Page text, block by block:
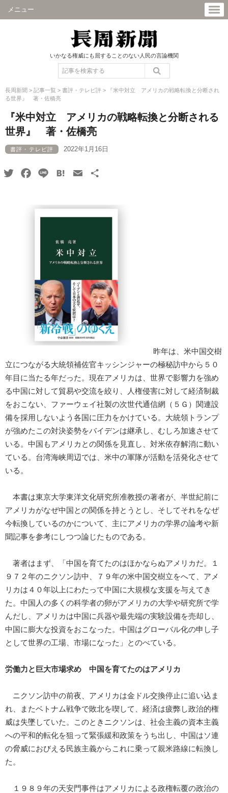
メニュー
いかなる権威にも屈することのない人民の言論機関
長周新聞 > 記事一覧 > 書評・テレビ評 >
『米中対立 アメリカの戦略転換と分断され
る世界』 著・佐橋亮
『米中対立 アメリカの戦略転換と分断される
世界』 著・佐橋亮
書評・テレビ評 2022年1月16日
TwitterFacebook
Line HatenaEmail
昨年は、米中国交樹
立につながる大統領補佐官キッシンジャーの極秘訪中から５０
年目に当たる年だった。現在アメリカは、世界で影響力を強め
る中国に対して貿易や交流を絞り、人権侵害に対して経済制裁
をおこない、ファーウェイ社製の次世代通信網（５Ｇ）関連設
備を採用しないよう各国に圧力をかけている。大統領トランプ
が強めたこの対決姿勢をバイデンは継承し、むしろ加速させて
いる。中国もアメリカとの関係を見直し、対米依存解消に動い
ている。台湾海峡周辺では、米中の軍隊が活動を活発化させて
いる。
本書は東京大学東洋文化研究所准教授の著者が、半世紀前に
アメリカがなぜ中国との関係を持とうとし、そしてそれをなぜ
今転換しているのかについて、主にアメリカの学界の論考や新
聞記事を参考にしつつ論じたものである。
著者はまず、「中国を育てたのはほかならぬアメリカだ。１
９７２年のニクソン訪中、７９年の米中国交樹立をへて、アメ
リカは４０年以上にわたって中国に大規模な支援を与えてき
た。中国人の多くの科学者の卵がアメリカの大学や研究所で学
んだし、アメリカは中国に兵器や最先端の実験設備を売却し、
中国に膨大な投資をおこなった。中国はグローバル化の申し子
として世界の工場、市場になった」とのべている。
労働力と巨大市場求め 中国を育てたのはアメリカ
ニクソン訪中の前夜、アメリカは金ドル交換停止に追い込ま
れ、またベトナム戦争で敗北を喫して、経済は疲弊し政治的権
威は失墜していた。このときニクソンは、社会主義の資本主義
への平和的転化を狙って緊張緩和政策をうち出し、中国はソ連
の脅威におびえる民族主義からこれに乗って親米路線に転換し
た。
１９８９年の天安門事件はアメリカによる政権転覆の政治の